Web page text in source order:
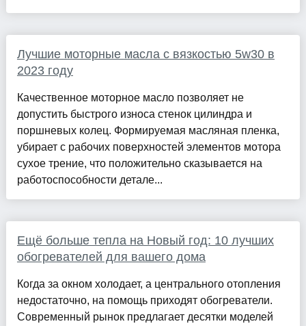
Лучшие моторные масла с вязкостью 5w30 в
2023 году
Качественное моторное масло позволяет не
допустить быстрого износа стенок цилиндра и
поршневых колец. Формируемая масляная пленка,
убирает с рабочих поверхностей элементов мотора
сухое трение, что положительно сказывается на
работоспособности детале...
Ещё больше тепла на Новый год: 10 лучших
обогревателей для вашего дома
Когда за окном холодает, а центрального отопления
недостаточно, на помощь приходят обогреватели.
Современный рынок предлагает десятки моделей